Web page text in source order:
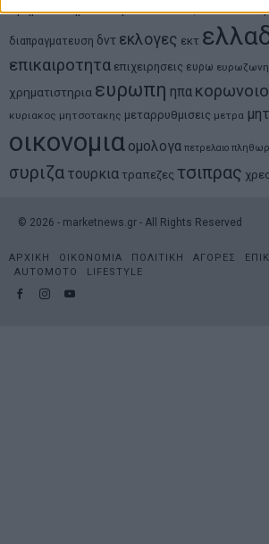
Χρηματιστηριο Αθηνων αεπ αθλητικα
διαπραγματευση δντ εκλογες εκτ
επικαιροτητα επιχειρησεις ευρω ευρωζωνη
χρηματιστηρια ευρωπη ηπα
κυριακος μητσοτακης μεταρρυθμισεις μετρα
οικονομια ομολογα πετρελαιο
συριζα τουρκια τραπεζες τσιπρας
© 2026 - marketnews.gr - All Rights Reserved
ΑΡΧΙΚΗ ΟΙΚΟΝΟΜΙΑ ΠΟΛΙΤΙΚΗ ΑΓΟΡΕΣ
AUTOMOTO
LIFESTYLE